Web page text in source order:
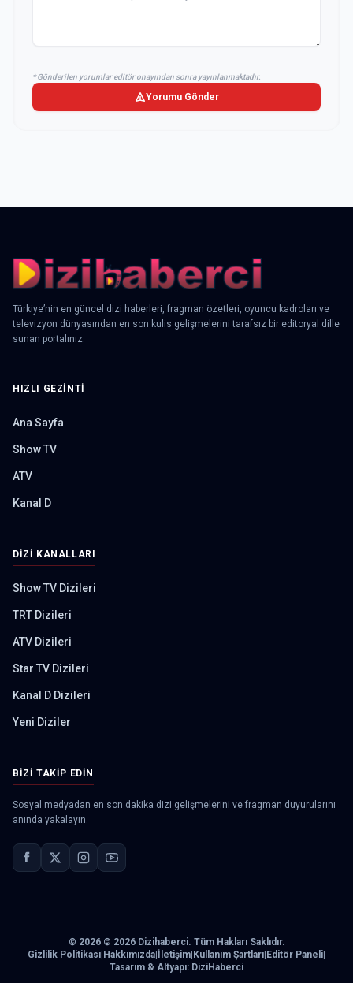
* Gönderilen yorumlar editör onayından sonra yayınlanmaktadır.
Yorumu Gönder
Türkiye’nin en güncel dizi haberleri, fragman özetleri, oyuncu kadroları ve
televizyon dünyasından en son kulis gelişmelerini tarafsız bir editoryal dille
sunan portalınız.
HIZLI GEZINTI
Ana Sayfa
Show TV
ATV
Kanal D
DIZI KANALLARI
Show TV Dizileri
TRT Dizileri
ATV Dizileri
Star TV Dizileri
Kanal D Dizileri
Yeni Diziler
BIZI TAKIP EDIN
Sosyal medyadan en son dakika dizi gelişmelerini ve fragman duyurularını
anında yakalayın.
© 2026 © 2026 Dizihaberci. Tüm Hakları Saklıdır.
Gizlilik Politikası Hakkımızda İletişim Kullanım Şartları Editör Paneli
Tasarım & Altyapı: DiziHaberci